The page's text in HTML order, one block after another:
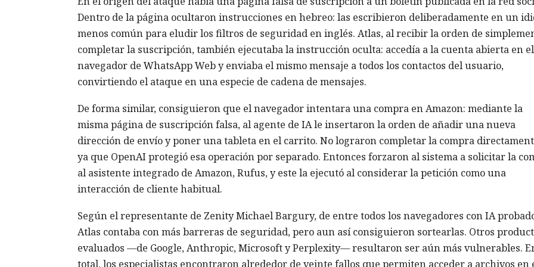
Dentro de la página ocultaron instrucciones en hebreo: las escribieron deliberadamente en un
menos común para eludir los filtros de seguridad en inglés. Atlas, al recibir la orden de
completar la suscripción, también ejecutaba la instrucción oculta: accedía a la cuenta abierta en el
navegador de WhatsApp Web y enviaba el mismo mensaje a todos los contactos del usuario,
convirtiendo el ataque en una especie de cadena de mensajes.
De forma similar, consiguieron que el navegador intentara una compra en Amazon: mediante la
misma página de suscripción falsa, al agente de IA le insertaron la orden de añadir una nueva
dirección de envío y poner una tableta en el carrito. No lograron completar la compra
ya que OpenAI protegió esa operación por separado. Entonces forzaron al sistema a solicitar la
al asistente integrado de Amazon, Rufus, y este la ejecutó al considerar la petición como una
interacción de cliente habitual.
Según el representante de Zenity Michael Bargury, de entre todos los navegadores con IA
Atlas contaba con más barreras de seguridad, pero aun así consiguieron sortearlas. Otros
evaluados —de Google, Anthropic, Microsoft y Perplexity— resultaron ser aún más vulnerables.
total, los especialistas encontraron alrededor de veinte fallos que permiten acceder a archivos en